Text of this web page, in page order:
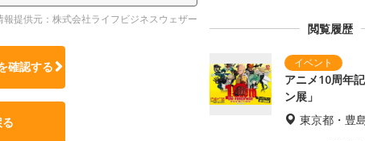
報提供元：株式会社ライフビジネスウェザー
確認する
閲覧履歴
アニメ10周年
ン展」
東京都・豊